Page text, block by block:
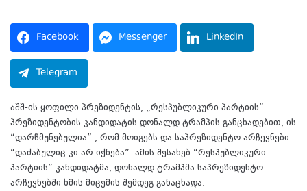
Facebook Messenger LinkedIn
Telegram
აშშ-ის ყოფილი პრეზიდენტის, „რესპუბლიკური პარტიის“
პრეზიდენტობის კანდიდატის დონალდ ტრამპის განცხადებით, ის
“დარწმუნებულია” , რომ მოიგებს და საპრეზიდენტო არჩევნები
“დაძაბულიც კი არ იქნება”. ამის შესახებ “რესპუბლიკური
პარტიის” კანდიდატმა, დონალდ ტრამპმა საპრეზიდენტო
არჩევნებში ხმის მიცემის შემდეგ განაცხადა.